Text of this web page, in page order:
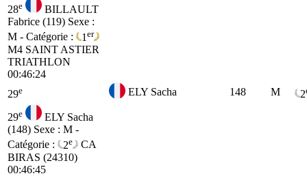
28e
BILLAULT
Fabrice (119) Sexe :
M - Catégorie :
1 er
M4 SAINT ASTIER
TRIATHLON
00:46:24
29e ELY Sacha 148 M 2
29e
ELY Sacha
(148) Sexe : M -
Catégorie :
2e
CA
BIRAS (24310)
00:46:45